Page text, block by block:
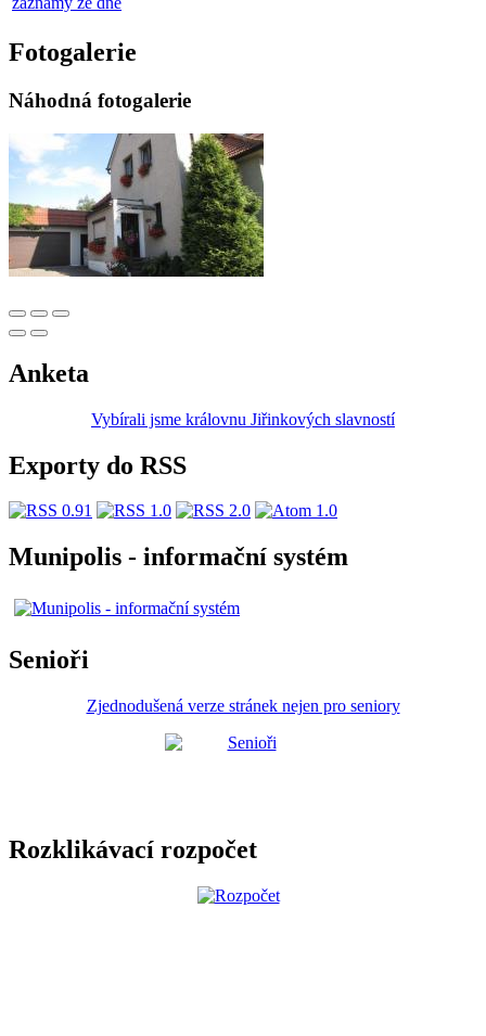
Fotogalerie
Náhodná fotogalerie
Anketa
Vybírali jsme královnu Jiřinkových slavností
Exporty do RSS
Munipolis - informační systém
Senioři
Zjednodušená verze stránek nejen pro seniory
Rozklikávací rozpočet